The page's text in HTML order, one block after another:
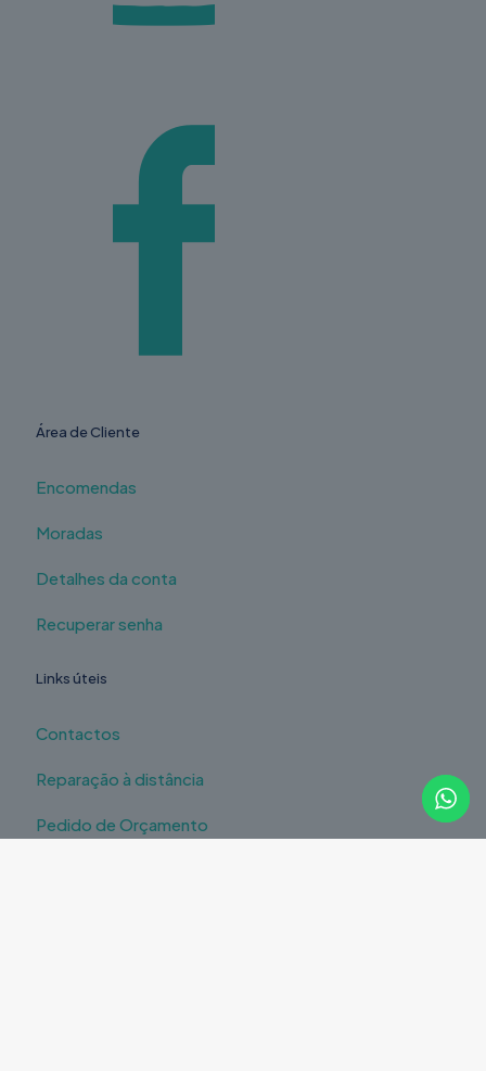
Área de Cliente
Encomendas
Moradas
Detalhes da conta
Recuperar senha
Links úteis
Contactos
Reparação à distância
Pedido de Orçamento